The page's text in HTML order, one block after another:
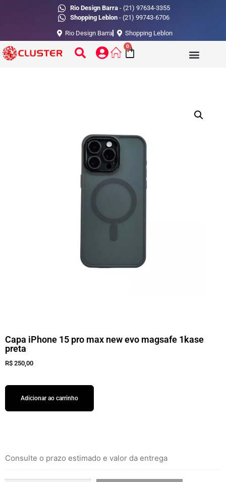
Rio Design Barra- (21) 97634-3355
Shopping Leblon - (21) 99743-6706
Rio Design Barra Shopping Leblon
0
Capa iPhone 15 pro max new evo magsafe 1kase
preta
R$ 250,00
Adicionar ao carrinho
Consulte o prazo estimado e valor da entrega